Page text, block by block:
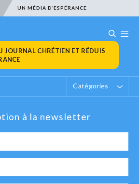
UN MÉDIA D’ESPÉRANCE
JOURNAL CHRÉTIEN ET RÉDUIS
Catégories
à la newsletter